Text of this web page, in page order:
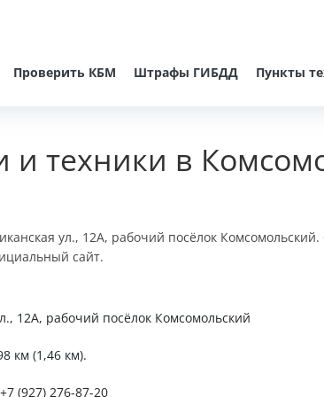
Проверить КБМ Штрафы ГИБДД Пункты
техники в
ул., 12А, рабочий посёлок
сайт.
12А, рабочий посёлок Комсомольский
км (1,46 км).
(927) 276-87-20